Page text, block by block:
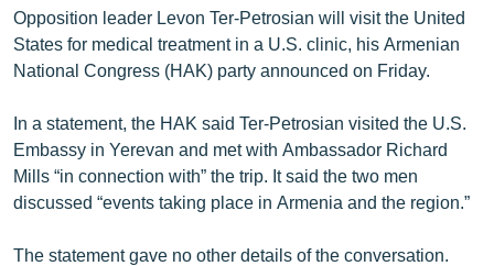
ԱՐԽԻՎ
ՏԵՍԱՆՅՈՒԹԵՐ
ԲԱՆԱՎԵՃ
ՁԳՏԵԼՈՎ ԼԱՎԱԳՈՒՅՆԻՆ
ՓՈԴՔԱՍԹ
Հայերեն
Opposition leader Levon Ter-Petrosian will visit the United
States for medical treatment in a U.S. clinic, his Armenian
National Congress (HAK) party announced on Friday.
In a statement, the HAK said Ter-Petrosian visited the U.S.
Embassy in Yerevan and met with Ambassador Richard
Mills “in connection with” the trip. It said the two men
discussed “events taking place in Armenia and the region.”
The statement gave no other details of the conversation.